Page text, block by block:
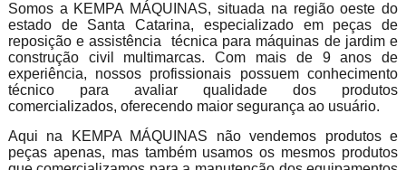
Somos a KEMPA MÁQUINAS, situada na região oeste do
estado de Santa Catarina, especializado em peças de
reposição e assistência técnica para máquinas de jardim e
construção civil multimarcas. Com mais de 9 anos de
experiência, nossos profissionais possuem conhecimento
técnico para avaliar qualidade dos produtos
comercializados, oferecendo maior segurança ao usuário.
Aqui na KEMPA MÁQUINAS não vendemos produtos e
peças apenas, mas também usamos os mesmos produtos